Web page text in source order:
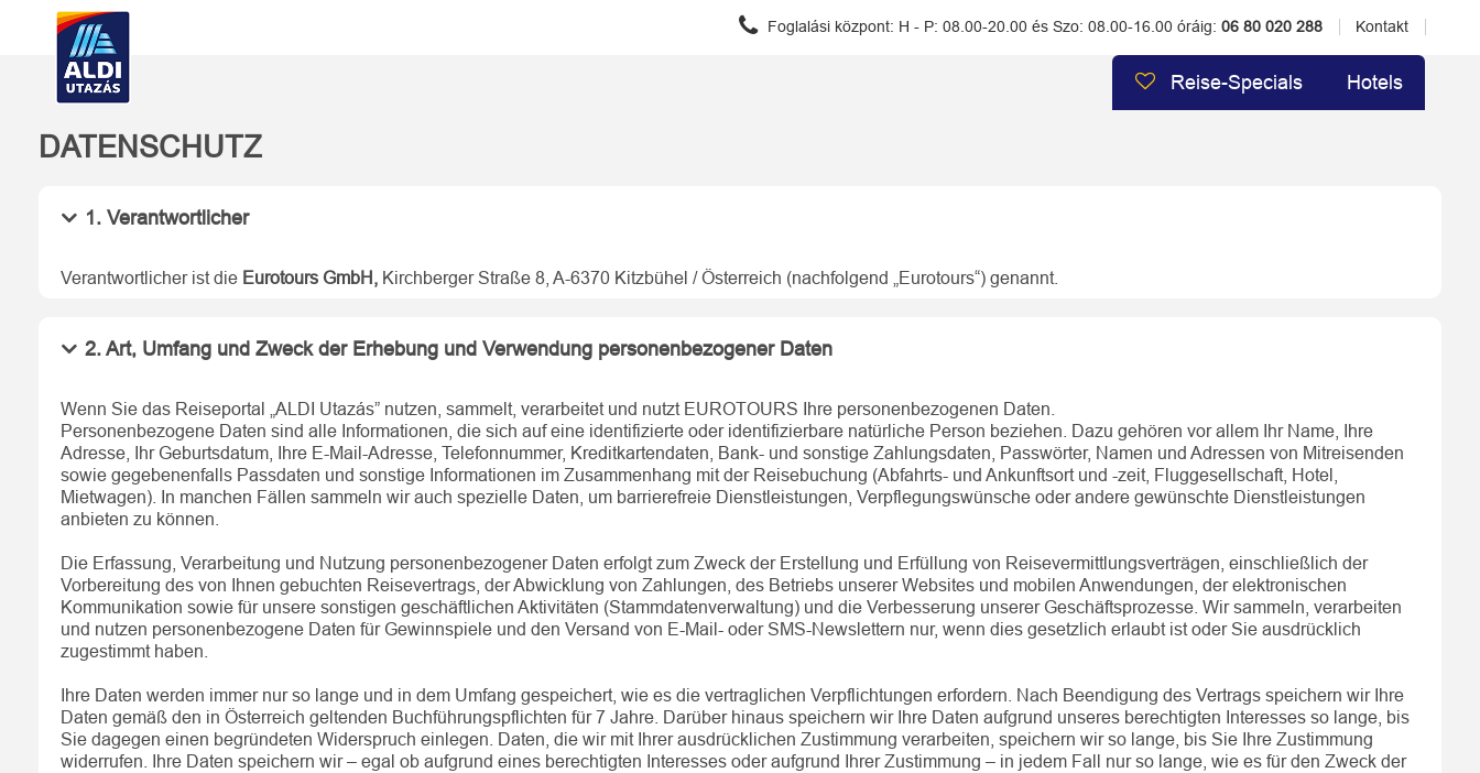
Foglalási központ: H - P: 08.00-20.00 és Szo: 08.00-16.00 óráig: 06 80 020 288 Kontakt
Reise-Specials Hotels
DATENSCHUTZ
1. Verantwortlicher
Verantwortlicher ist die Eurotours GmbH, Kirchberger Straße 8, A-6370 Kitzbühel / Österreich (nachfolgend „Eurotours“) genannt.
2. Art, Umfang und Zweck der Erhebung und Verwendung personenbezogener Daten
Wenn Sie das Reiseportal „ALDI Utazás” nutzen, sammelt, verarbeitet und nutzt EUROTOURS Ihre personenbezogenen Daten.
Personenbezogene Daten sind alle Informationen, die sich auf eine identifizierte oder identifizierbare natürliche Person beziehen. Dazu gehören vor allem Ihr Name, Ihre
Adresse, Ihr Geburtsdatum, Ihre E-Mail-Adresse, Telefonnummer, Kreditkartendaten, Bank- und sonstige Zahlungsdaten, Passwörter, Namen und Adressen von Mitreisenden
sowie gegebenenfalls Passdaten und sonstige Informationen im Zusammenhang mit der Reisebuchung (Abfahrts- und Ankunftsort und -zeit, Fluggesellschaft, Hotel,
Mietwagen). In manchen Fällen sammeln wir auch spezielle Daten, um barrierefreie Dienstleistungen, Verpflegungswünsche oder andere gewünschte Dienstleistungen
anbieten zu können.
Die Erfassung, Verarbeitung und Nutzung personenbezogener Daten erfolgt zum Zweck der Erstellung und Erfüllung von Reisevermittlungsverträgen, einschließlich der
Vorbereitung des von Ihnen gebuchten Reisevertrags, der Abwicklung von Zahlungen, des Betriebs unserer Websites und mobilen Anwendungen, der elektronischen
Kommunikation sowie für unsere sonstigen geschäftlichen Aktivitäten (Stammdatenverwaltung) und die Verbesserung unserer Geschäftsprozesse. Wir sammeln, verarbeiten
und nutzen personenbezogene Daten für Gewinnspiele und den Versand von E-Mail- oder SMS-Newslettern nur, wenn dies gesetzlich erlaubt ist oder Sie ausdrücklich
zugestimmt haben.
Ihre Daten werden immer nur so lange und in dem Umfang gespeichert, wie es die vertraglichen Verpflichtungen erfordern. Nach Beendigung des Vertrags speichern wir Ihre
Daten gemäß den in Österreich geltenden Buchführungspflichten für 7 Jahre. Darüber hinaus speichern wir Ihre Daten aufgrund unseres berechtigten Interesses so lange, bis
Sie dagegen einen begründeten Widerspruch einlegen. Daten, die wir mit Ihrer ausdrücklichen Zustimmung verarbeiten, speichern wir so lange, bis Sie Ihre Zustimmung
widerrufen. Ihre Daten speichern wir – egal ob aufgrund eines berechtigten Interesses oder aufgrund Ihrer Zustimmung – in jedem Fall nur so lange, wie es für den Zweck der